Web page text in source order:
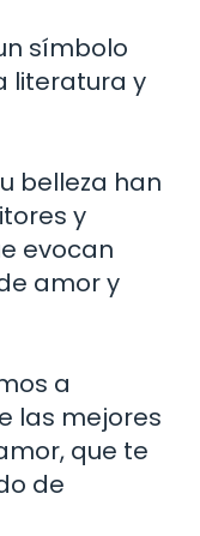
símbolo
literatura y
belleza han
y
evocan
amor y
a
las mejores
que te
de